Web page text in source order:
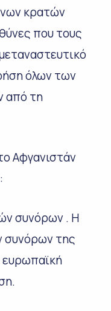
κρατών
που τους
όλων των
από τη
Αφγανιστάν
συνόρων . Η
συνόρων της
ευρωπαϊκή